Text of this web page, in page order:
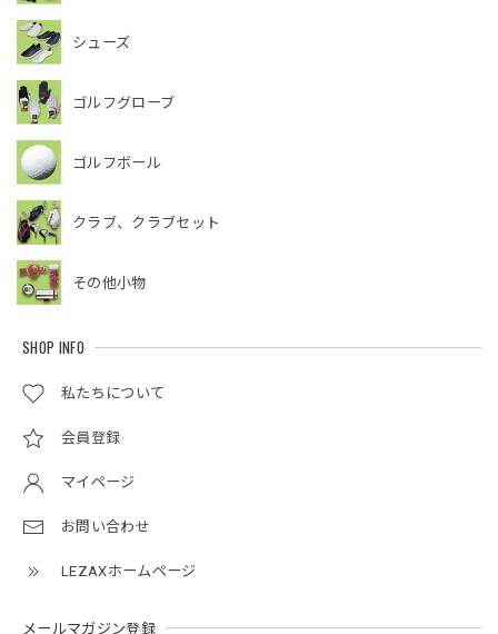
シューズ
ゴルフグローブ
ゴルフボール
クラブ、クラブセット
その他小物
SHOP INFO
私たちについて
会員登録
マイページ
お問い合わせ
LEZAXホームページ
メールマガジン登録